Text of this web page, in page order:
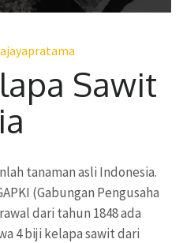
Sawit
tanaman asli Indonesia.
(Gabungan Pengusaha
dari tahun 1848 ada
4 biji kelapa sawit dari